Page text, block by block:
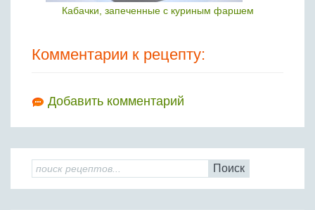
Кабачки, запеченные с куриным фаршем
Комментарии к рецепту:
Добавить комментарий
Поиск